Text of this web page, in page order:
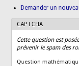
Demander un
CAPTCHA
Cette question est
prévenir le spam des
Question